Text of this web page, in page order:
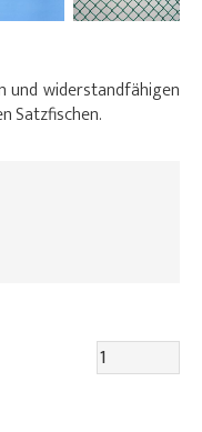
und widerstandfähigen
Satzfischen.